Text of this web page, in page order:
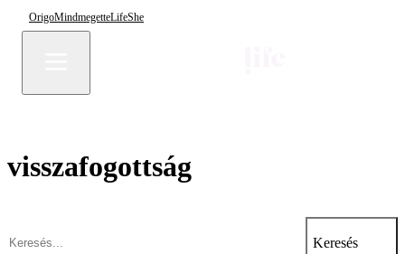
OrigoMindmegetteLifeShe
visszafogottság
Keresés